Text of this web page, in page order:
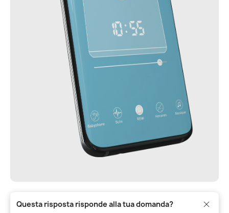
Questa risposta risponde alla tua domanda?